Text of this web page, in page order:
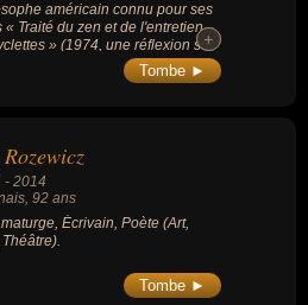
américain connu pour ses
« Traité du zen et de l'entretien
» (1974, une réflexion sur
et la philosophie
et « Lila : Enquête sur la morale
+
+
Tombe ►
- 2014
, 92 ans
Écrivain, Poète (Art,
Tombe ►